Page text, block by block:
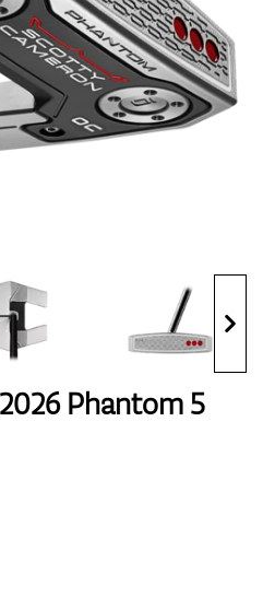
Bags
Phantom 5